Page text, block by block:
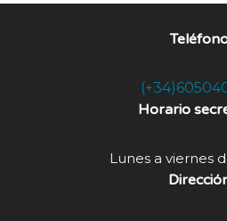
Horario
Lunes a viernes